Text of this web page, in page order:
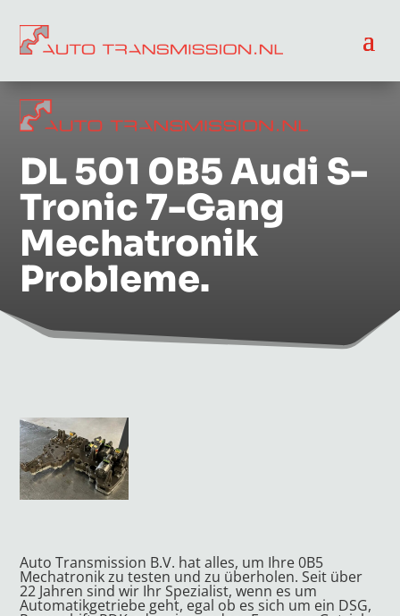
DL 501 0B5 Audi S-
Tronic 7-Gang
Mechatronik
Probleme.
Auto Transmission B.V. hat alles, um Ihre 0B5
Mechatronik zu testen und zu überholen. Seit über
22 Jahren sind wir Ihr Spezialist, wenn es um
Automatikgetriebe geht, egal ob es sich um ein DSG,